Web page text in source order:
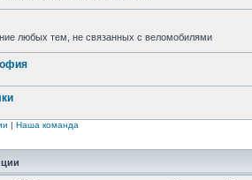
любых тем, не связанных с веломобилями
| Наша команда